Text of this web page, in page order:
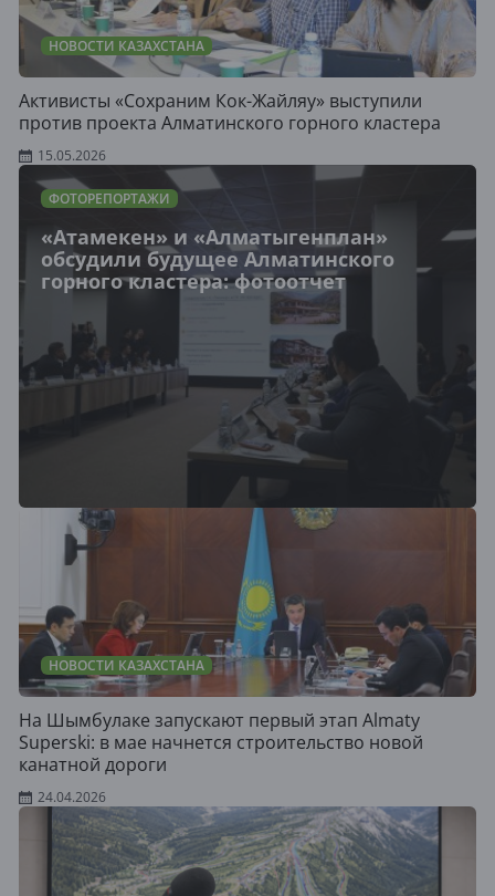
НОВОСТИ КАЗАХСТАНА
Активисты «Сохраним Кок-Жайляу» выступили
против проекта Алматинского горного кластера
15.05.2026
ФОТОРЕПОРТАЖИ
«Атамекен» и «Алматыгенплан»
обсудили будущее Алматинского
горного кластера: фотоотчет
НОВОСТИ КАЗАХСТАНА
На Шымбулаке запускают первый этап Almaty
Superski: в мае начнется строительство новой
канатной дороги
24.04.2026